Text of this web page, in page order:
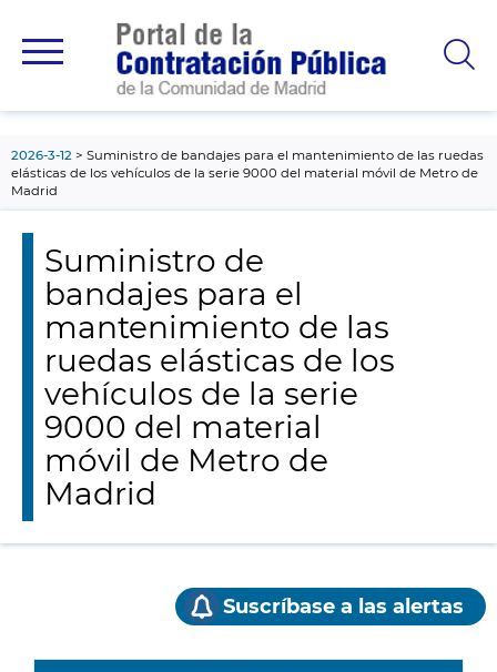
principal
2026-3-12
Suministro de bandajes para el mantenimiento de las ruedas
elásticas de los vehículos de la serie 9000 del material móvil de Metro de
Madrid
Suministro de
bandajes para el
mantenimiento de las
ruedas elásticas de los
vehículos de la serie
9000 del material
móvil de Metro de
Madrid
Suscríbase a las alertas